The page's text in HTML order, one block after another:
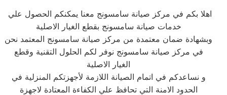
خدمات صيانة سامسونج بقطع الغيار الاصلية
وبشهادة ضمان معتمدة من مركز صيانة سامسونج المعتمد نحن
في مركز صيانة سامسونج نوفر لكم الحلول التقنية وقطع
الغيار الاصلية
و نساعدكم في اتمام الصيانة اللازمة لأجهزتكم المنزلية في
الحدود الامنة التي تحافظ علي الكفاءة المعتادة لاجهزة